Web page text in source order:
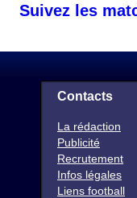
Suivez les
Contacts
La rédaction
Publicité
Recrutement
Infos légales
Liens football